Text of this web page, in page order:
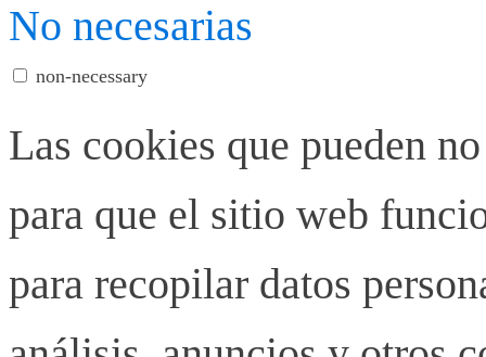
No necesarias
non-necessary
Las cookies que pueden
para que el sitio web
para recopilar datos